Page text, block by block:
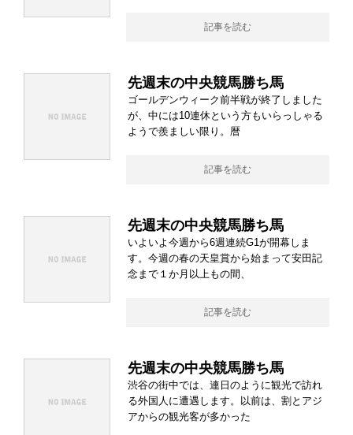
記事を読む
先週末の中央競馬勝ち馬
ゴールデンウィーク前半戦が終了しました
が、中には10連休という方もいらっしゃる
ようで羨ましい限り。暦
記事を読む
先週末の中央競馬勝ち馬
いよいよ今週から6週連続G1が開幕しま
す。今週の春の天皇賞から始まって安田記
念まで１か月以上もの間、
記事を読む
先週末の中央競馬勝ち馬
渋谷の街中では、連日のように観光で訪れ
る外国人に遭遇します。以前は、割とアジ
アからの観光客が多かった